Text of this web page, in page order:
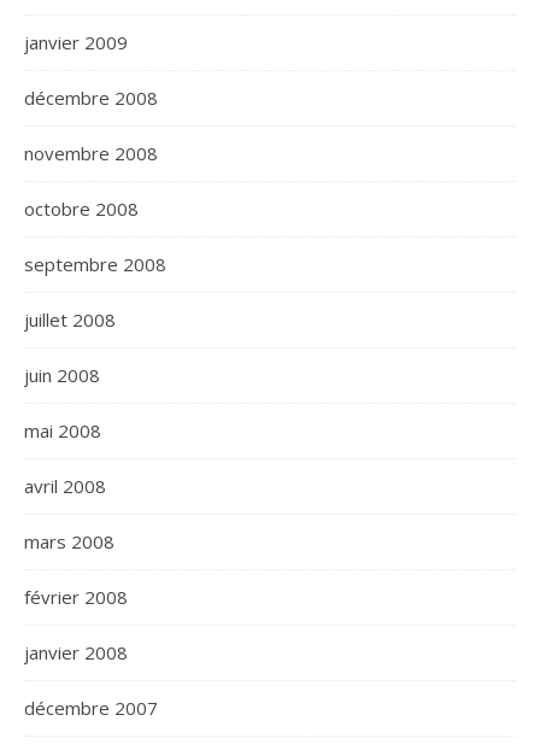
janvier 2009
décembre 2008
novembre 2008
octobre 2008
septembre 2008
juillet 2008
juin 2008
mai 2008
avril 2008
mars 2008
février 2008
janvier 2008
décembre 2007